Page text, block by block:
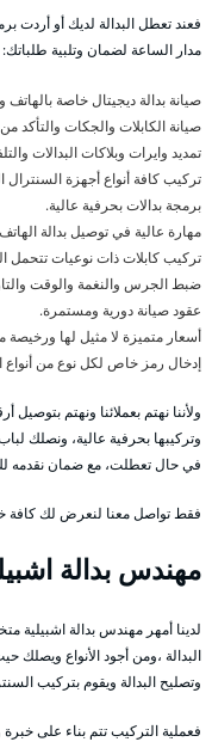
فعند تعطل البدالة لديك أو أردت
مدار الساعة لضمان وتلبية طلباتك:
صيانة بدالة ديجيتال خاصة بالهاتف
صيانة الكابلات والجكات والتأكد
تمديد وايرات وبلاكات البدالات
تركيب كافة أنواع أجهزة السنترال
برمجة بدالات بحرفية عالية.
مهارة عالية في توصيل بدالة
تركيب كابلات ذات نوعيات تتحمل
ضبط الجرس والنغمة والوقت
عقود صيانة دورية ومستمرة.
أسعار متميزة لا مثيل لها ورخيصة
إدخال رمز خاص لكل نوع من أنواع
ولأننا نهتم بعملائنا ونهتم
وتركيبها بحرفية عالية، ونصلك
في حال تعطلت، مع ضمان نقدمه لك
فقط تواصل معنا لنعرض لك كافة
مهندس بدالة
لدينا أمهر مهندس بدالة اشبيلية
البدالة ،ومن أجود الأنواع
وتصليح البدالة ويقوم بتركيب
فعملية التركيب تتم بناء على خبرة